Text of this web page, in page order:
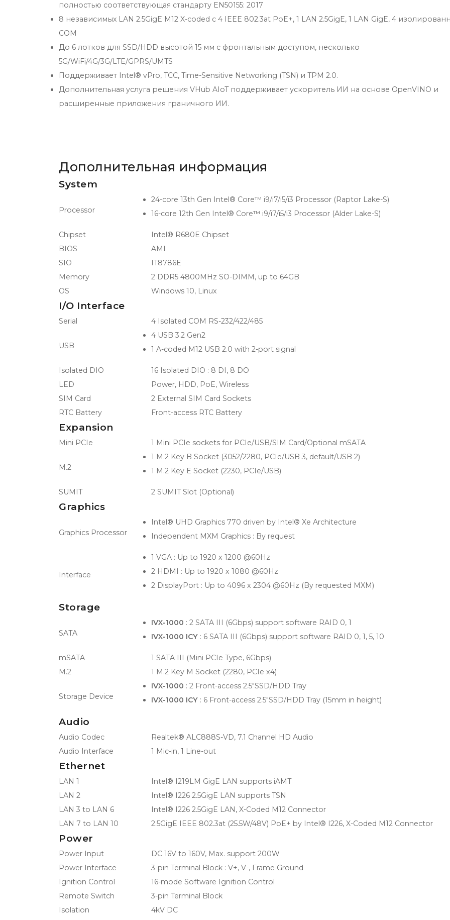
полностью соответствующая стандарту EN50155: 2017
8 независимых LAN 2.5GigE M12 X-coded с 4 IEEE 802.3at PoE+, 1 LAN 2.5GigE, 1 LAN GigE, 4
COM
До 6 лотков для SSD/HDD высотой 15 мм с фронтальным доступом, несколько
5G/WiFi/4G/3G/LTE/GPRS/UMTS
Поддерживает Intel® vPro, TCC, Time-Sensitive Networking (TSN) и TPM 2.0.
Дополнительная услуга решения VHub AIoT поддерживает ускоритель ИИ на основе OpenVINO и
расширенные приложения граничного ИИ.
Дополнительная информация
System
Processor
24-core 13th Gen Intel® Core™ i9/i7/i5/i3 Processor (Raptor Lake-S)
16-core 12th Gen Intel® Core™ i9/i7/i5/i3 Processor (Alder Lake-S)
Chipset
Intel® R680E Chipset
BIOS
AMI
SIO
IT8786E
Memory
2 DDR5 4800MHz SO-DIMM, up to 64GB
OS
Windows 10, Linux
I/O Interface
Serial 4 Isolated COM RS-232/422/485
USB
4 USB 3.2 Gen2
1 A-coded M12 USB 2.0 with 2-port signal
Isolated DIO
16 Isolated DIO : 8 DI, 8 DO
LED
Power, HDD, PoE, Wireless
SIM Card
2 External SIM Card Sockets
RTC Battery
Front-access RTC Battery
Expansion
Mini PCIe 1 Mini PCIe sockets for PCIe/USB/SIM Card/Optional mSATA
M.2
1 M.2 Key B Socket (3052/2280, PCIe/USB 3, default/USB 2)
1 M.2 Key E Socket (2230, PCIe/USB)
SUMIT 2 SUMIT Slot (Optional)
Graphics
Graphics Processor
Intel® UHD Graphics 770 driven by Intel® Xe Architecture
Independent MXM Graphics : By request
Interface
1 VGA : Up to 1920 x 1200 @60Hz
2 HDMI : Up to 1920 x 1080 @60Hz
2 DisplayPort : Up to 4096 x 2304 @60Hz (By requested MXM)
Storage
SATA
IVX-1000 : 2 SATA III (6Gbps) support software RAID 0, 1
IVX-1000 ICY : 6 SATA III (6Gbps) support software RAID 0, 1, 5, 10
mSATA
1 SATA III (Mini PCIe Type, 6Gbps)
M.2
1 M.2 Key M Socket (2280, PCIe x4)
Storage Device
IVX-1000 : 2 Front-access 2.5"SSD/HDD Tray
IVX-1000 ICY : 6 Front-access 2.5"SSD/HDD Tray (15mm in height)
Audio
Audio Codec
Realtek® ALC888S-VD, 7.1 Channel HD Audio
Audio Interface
1 Mic-in, 1 Line-out
Ethernet
LAN 1
Intel® I219LM GigE LAN supports iAMT
LAN 2
Intel® I226 2.5GigE LAN supports TSN
LAN 3 to LAN 6
Intel® I226 2.5GigE LAN, X-Coded M12 Connector
LAN 7 to LAN 10
2.5GigE IEEE 802.3at (25.5W/48V) PoE+ by Intel® I226, X-Coded M12 Connector
Power
Power Input
DC 16V to 160V, Max. support 200W
Power Interface
3-pin Terminal Block : V+, V-, Frame Ground
Ignition Control
16-mode Software Ignition Control
Remote Switch
3-pin Terminal Block
Isolation
4kV DC